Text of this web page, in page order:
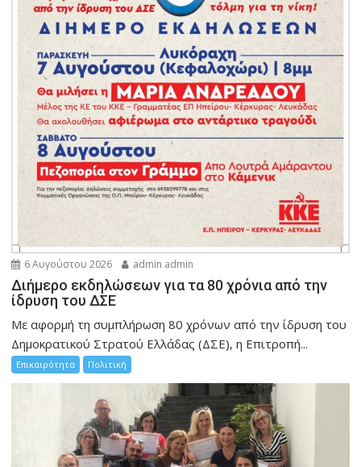
6 Αυγούστου 2026 admin admin
Διήμερο εκδηλώσεων για τα 80 χρόνια από την
ίδρυση του ΔΣΕ
Με αφορμή τη συμπλήρωση 80 χρόνων από την ίδρυση του
Δημοκρατικού Στρατού Ελλάδας (ΔΣΕ), η Επιτροπή...
Επικαιρότητα Πολιτική